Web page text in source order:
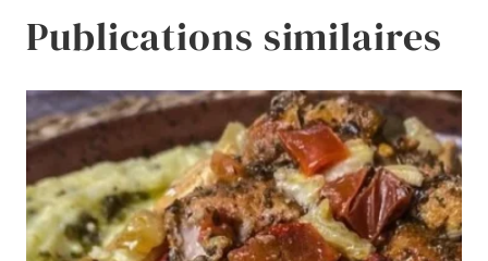
Publications similaires